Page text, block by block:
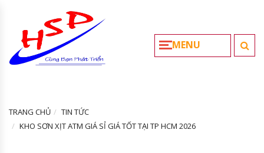
MENU
TRANG CHỦ
TIN TỨC
KHO SƠN XỊT ATM GIÁ SỈ GIÁ TỐT TẠI TP HCM 2026